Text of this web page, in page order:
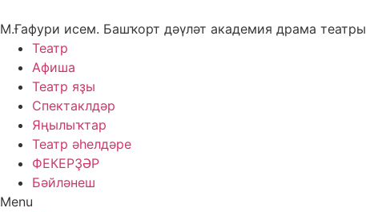
to
content
М.Ғафури исем. Башҡорт дәүләт академия драма театры
Театр
Афиша
Театр яҙы
Спектаклдәр
Яңылыҡтар
Театр әһелдәре
ФЕКЕРҘӘР
Бәйләнеш
Menu